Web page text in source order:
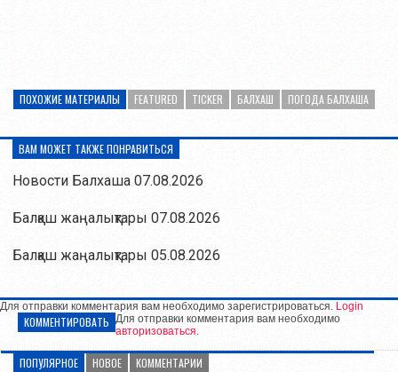
ПОХОЖИЕ МАТЕРИАЛЫ FEATURED TICKER БАЛХАШ ПОГОДА БАЛХАША
ВАМ МОЖЕТ ТАКЖЕ ПОНРАВИТЬСЯ
Новости Балхаша 07.08.2026
Балқаш жаңалықтары 07.08.2026
Балқаш жаңалықтары 05.08.2026
Для отправки комментария вам необходимо зарегистрироваться. Login
КОММЕНТИРОВАТЬ Для отправки комментария вам необходимо
авторизоваться.
ПОПУЛЯРНОЕ НОВОЕ КОММЕНТАРИИ